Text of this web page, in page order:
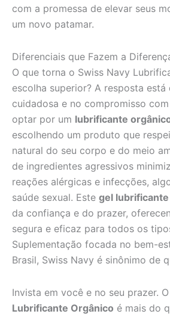
com a promessa de elevar seus
um novo patamar.
Diferenciais que Fazem a
O que torna o Swiss Navy
escolha superior? A resposta está
cuidadosa e no compromisso
optar por um lubrificante
escolhendo um produto que
natural do seu corpo e do meio
de ingredientes agressivos
reações alérgicas e infecções,
saúde sexual. Este gel lubrificante
da confiança e do prazer,
segura e eficaz para todos os
Suplementação focada no bem-
Brasil, Swiss Navy é sinônimo de
Invista em você e no seu prazer. O
Lubrificante Orgânico é mais do